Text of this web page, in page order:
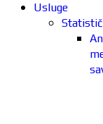
Usluge